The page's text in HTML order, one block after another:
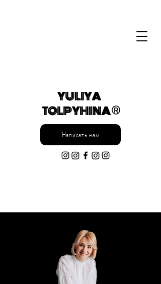
YULIYA
TOLPYHINA ®
Написать нам